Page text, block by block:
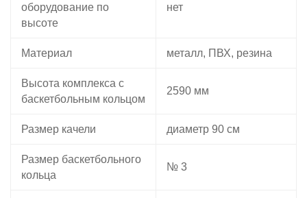
оборудование по
высоте
нет
Материал металл, ПВХ, резина
Высота комплекса с
баскетбольным кольцом
2590 мм
Размер качели диаметр 90 см
Размер баскетбольного
кольца
№ 3